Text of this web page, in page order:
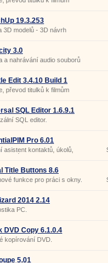
19.3.253
3D modelů - 3D návrh
3.0
a nahrávání audio souborů
Edit 3.4.10 Build 1
převod titulků k filmům
SQL Editor 1.6.9.1
SQL editor.
Pro 6.01
asistent kontaktů, úkolů,
Title Buttons 8.6
funkce pro práci s okny.
2014 2.14
PC.
DVD Copy 6.1.0.4
kopírování DVD.
5.01